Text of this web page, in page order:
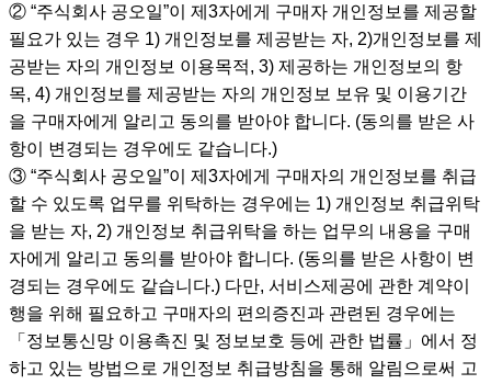
② “주식회사 공오일”이 제3자에게 구매자 개인정보를 제공할
필요가 있는 경우 1) 개인정보를 제공받는 자, 2)개인정보를 제
공받는 자의 개인정보 이용목적, 3) 제공하는 개인정보의 항
목, 4) 개인정보를 제공받는 자의 개인정보 보유 및 이용기간
을 구매자에게 알리고 동의를 받아야 합니다. (동의를 받은 사
항이 변경되는 경우에도 같습니다.)
③ “주식회사 공오일”이 제3자에게 구매자의 개인정보를 취급
할 수 있도록 업무를 위탁하는 경우에는 1) 개인정보 취급위탁
을 받는 자, 2) 개인정보 취급위탁을 하는 업무의 내용을 구매
자에게 알리고 동의를 받아야 합니다. (동의를 받은 사항이 변
경되는 경우에도 같습니다.) 다만, 서비스제공에 관한 계약이
행을 위해 필요하고 구매자의 편의증진과 관련된 경우에는
「정보통신망 이용촉진 및 정보보호 등에 관한 법률」에서 정
하고 있는 방법으로 개인정보 취급방침을 통해 알림으로써 고